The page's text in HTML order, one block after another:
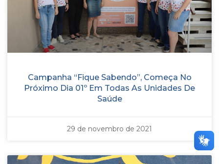
Campanha “Fique Sabendo”, Começa No
Próximo Dia 01º Em Todas As Unidades De
Saúde
29 de novembro de 2021